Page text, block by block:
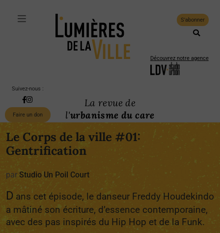
S'abonner
Découvrez notre agence
Suivez-nous :
Faire un don
La revue de
l'urbanisme du care
Le Corps de la ville #01:
Gentrification
par Studio Un Poil Court
D ans cet épisode, le danseur Freddy Houdekindo
a mâtiné son écriture, d’essence contemporaine,
avec des pas inspirés du Hip Hop et de la Funk.